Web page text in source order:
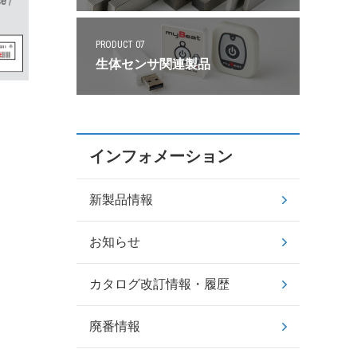
PRODUCT 07
生体センサ関連製品
インフォメーション
新製品情報
お知らせ
カタログ改訂情報・履歴
廃番情報